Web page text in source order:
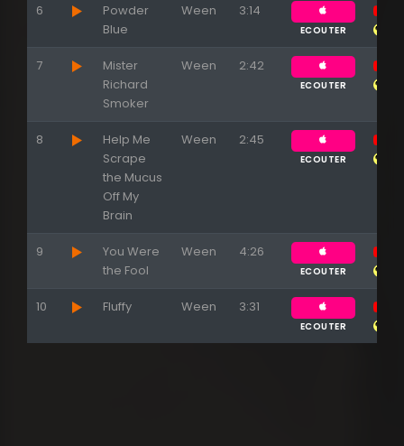
6
Powder
Blue
Ween 3:14
ECOUTER
7
Mister
Richard
Smoker
Ween 2:42
ECOUTER
8
Help Me
Scrape
the Mucus
Off My
Brain
Ween 2:45
ECOUTER
9
You Were
the Fool
Ween 4:26
ECOUTER
10 Fluffy Ween 3:31
ECOUTER